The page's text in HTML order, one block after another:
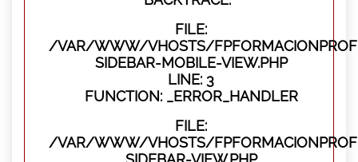
FILE:
/VAR/WWW/VHOSTS/
SIDEBAR-MOBILE-VIEW.PHP
LINE: 3
FUNCTION: _ERROR_HANDLER
FILE:
/VAR/WWW/VHOSTS/